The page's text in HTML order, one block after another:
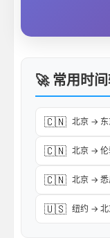
🚀 常用时
🇨🇳 北京 → 东
🇨🇳 北京 → 伦
🇨🇳 北京 → 悉
🇺🇸 纽约 → 北